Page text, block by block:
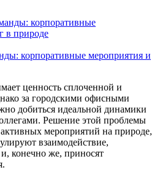
корпоративные мероприятия и
ценность сплоченной и
за городскими офисными
добиться идеальной динамики
Решение этой проблемы
мероприятий на природе,
взаимодействие,
конечно же, приносят